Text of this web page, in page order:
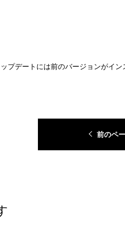
プデートには前のバージョンがイ
前のペ